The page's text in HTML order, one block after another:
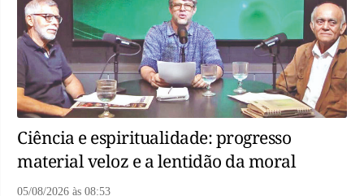
Ciência e espiritualidade: progresso
material veloz e a lentidão da moral
05/08/2026 às 08:53